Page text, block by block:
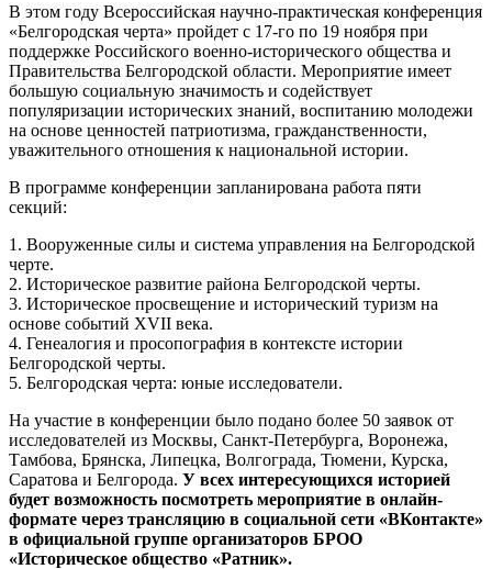
В этом году Всероссийская научно-практическая конференция
«Белгородская черта» пройдет с 17-го по 19 ноября при
поддержке Российского военно-исторического общества и
Правительства Белгородской области. Мероприятие имеет
большую социальную значимость и содействует
популяризации исторических знаний, воспитанию молодежи
на основе ценностей патриотизма, гражданственности,
уважительного отношения к национальной истории.
В программе конференции запланирована работа пяти
секций:
1. Вооруженные силы и система управления на Белгородской
черте.
2. Историческое развитие района Белгородской черты.
3. Историческое просвещение и исторический туризм на
основе событий XVII века.
4. Генеалогия и просопография в контексте истории
Белгородской черты.
5. Белгородская черта: юные исследователи.
На участие в конференции было подано более 50 заявок от
исследователей из Москвы, Санкт-Петербурга, Воронежа,
Тамбова, Брянска, Липецка, Волгограда, Тюмени, Курска,
Саратова и Белгорода. У всех интересующихся историей
будет возможность посмотреть мероприятие в онлайн-
формате через трансляцию в социальной сети «ВКонтакте»
в официальной группе организаторов БРОО
«Историческое общество «Ратник».